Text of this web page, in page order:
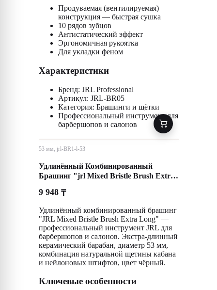
Продуваемая (вентилируемая)
конструкция — быстрая сушка
10 рядов зубцов
Антистатический эффект
Эргономичная рукоятка
Для укладки феном
Характеристики
Бренд: JRL Professional
Артикул: JRL-BR05
Категория: Брашинги и щётки
Профессиональный инструмент для
барбершопов и салонов
53 мм, jrl-BR1-l-53
Удлинённый Комбинированный
Брашинг "jrl Mixed Bristle Brush Extra
9 948 ₸
Удлинённый комбинированный брашинг
"JRL Mixed Bristle Brush Extra Long" —
профессиональный инструмент JRL для
барбершопов и салонов. Экстра-длинный
керамический барабан, диаметр 53 мм,
комбинация натуральной щетины кабана
и нейлоновых штифтов, цвет чёрный.
Ключевые особенности